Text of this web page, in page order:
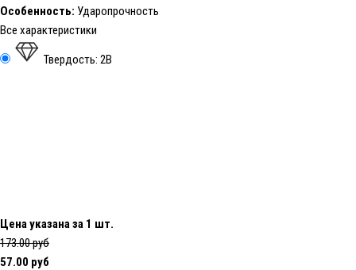
Особенность: Ударопрочность
Все характеристики
Твердость: 2В
Цена указана за 1 шт.
173.00 руб
57.00 руб